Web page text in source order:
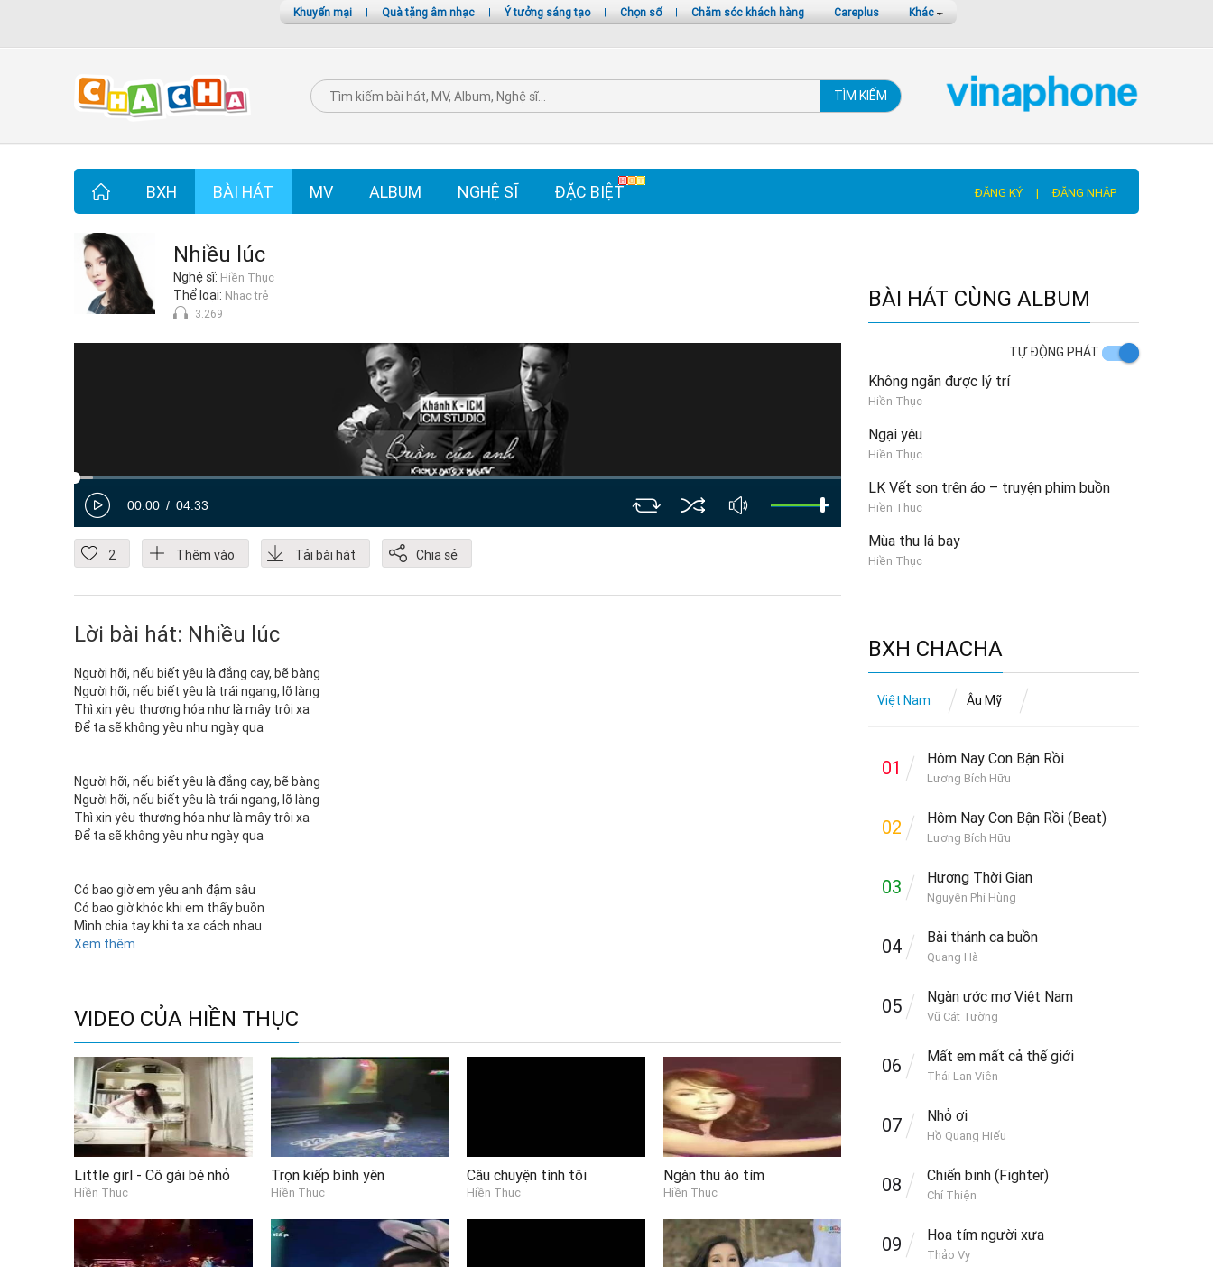
Khuyến mại | Quà tặng âm nhạc | Ý tưởng sáng tạo | Chọn số | Chăm sóc khách hàng | Careplus | Khác
TÌM KIẾM
BXH BÀI HÁT MV ALBUM NGHỆ SĨ ĐẶC BIỆT ĐĂNG KÝ | ĐĂNG NHẬP
Nhiều lúc
Nghệ sĩ: Hiền Thục
Thể loại: Nhạc trẻ
3.269
00:00 04:33
2 Thêm vào Tải bài hát Chia sẻ
Lời bài hát: Nhiều lúc
Người hỡi, nếu biết yêu là đắng cay, bẽ bàng
Người hỡi, nếu biết yêu là trái ngang, lỡ làng
Thì xin yêu thương hóa như là mây trôi xa
Để ta sẽ không yêu như ngày qua
Người hỡi, nếu biết yêu là đắng cay, bẽ bàng
Người hỡi, nếu biết yêu là trái ngang, lỡ làng
Thì xin yêu thương hóa như là mây trôi xa
Để ta sẽ không yêu như ngày qua
Có bao giờ em yêu anh đậm sâu
Có bao giờ khóc khi em thấy buồn
Mình chia tay khi ta xa cách nhau
Hay vì ngày tháng khiến em đã đổi thay
Thì lúc này, nước mắt sẽ không rơi…khi em cười !!!
Xem thêm
VIDEO CỦA HIỀN THỤC
Little girl - Cô gái bé nhỏ
Hiền Thục
Trọn kiếp bình yên
Hiền Thục
Câu chuyện tình tôi
Hiền Thục
Ngàn thu áo tím
Hiền Thục
BÀI HÁT CÙNG ALBUM
TỰ ĐỘNG PHÁT
Không ngăn được lý trí
Hiền Thục
Ngại yêu
Hiền Thục
LK Vết son trên áo – truyện phim buồn
Hiền Thục
Mùa thu lá bay
Hiền Thục
BXH CHACHA
Việt Nam Âu Mỹ
01 Hôm Nay Con Bận Rồi
Lương Bích Hữu
02 Hôm Nay Con Bận Rồi (Beat)
Lương Bích Hữu
03 Hương Thời Gian
Nguyễn Phi Hùng
04 Bài thánh ca buồn
Quang Hà
05 Ngàn ước mơ Việt Nam
Vũ Cát Tường
06 Mất em mất cả thế giới
Thái Lan Viên
07 Nhỏ ơi
Hồ Quang Hiếu
08 Chiến binh (Fighter)
Chí Thiện
09 Hoa tím người xưa
Thảo Vy